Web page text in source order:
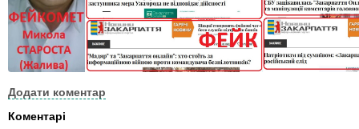
Додати коментар
Коментарі